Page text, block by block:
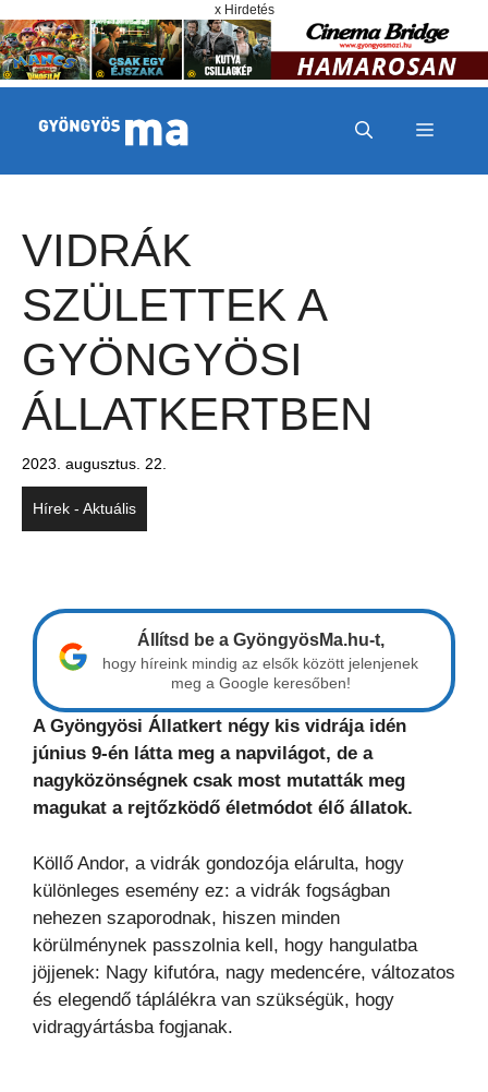
x Hirdetés
MENÜ
VIDRÁK
SZÜLETTEK A
GYÖNGYÖSI
ÁLLATKERTBEN
2023. augusztus. 22.
Hírek - Aktuális
Állítsd be a GyöngyösMa.hu-t,
hogy híreink mindig az elsők között jelenjenek
meg a Google keresőben!
A Gyöngyösi Állatkert négy kis vidrája idén
június 9-én látta meg a napvilágot, de a
nagyközönségnek csak most mutatták meg
magukat a rejtőzködő életmódot élő állatok.
Köllő Andor, a vidrák gondozója elárulta, hogy
különleges esemény ez: a vidrák fogságban
nehezen szaporodnak, hiszen minden
körülménynek passzolnia kell, hogy hangulatba
jöjjenek: Nagy kifutóra, nagy medencére, változatos
és elegendő táplálékra van szükségük, hogy
vidragyártásba fogjanak.